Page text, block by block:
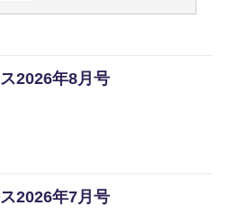
2026年8月号
2026年7月号